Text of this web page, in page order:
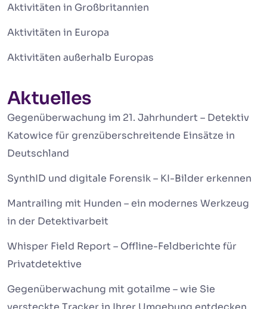
Aktivitäten in Großbritannien
Aktivitäten in Europa
Aktivitäten außerhalb Europas
Aktuelles
Gegenüberwachung im 21. Jahrhundert – Detektiv
Katowice für grenzüberschreitende Einsätze in
Deutschland
SynthID und digitale Forensik – KI-Bilder erkennen
Mantrailing mit Hunden – ein modernes Werkzeug
in der Detektivarbeit
Whisper Field Report – Offline-Feldberichte für
Privatdetektive
Gegenüberwachung mit gotailme – wie Sie